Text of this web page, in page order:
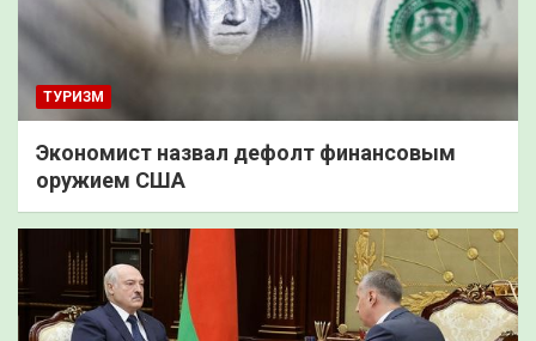
ТУРИЗМ
Экономист назвал дефолт финансовым
оружием США